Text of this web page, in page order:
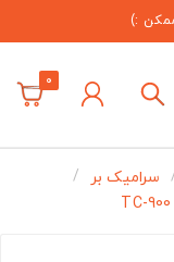
:)
0
سرامیک بر